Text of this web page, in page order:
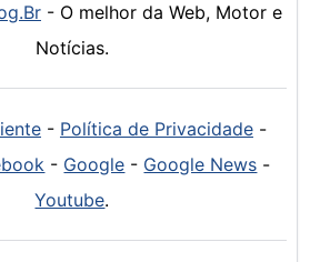
- O melhor da Web, Motor e
Notícias.
- Política de Privacidade-
- Google - Google News -
Youtube.